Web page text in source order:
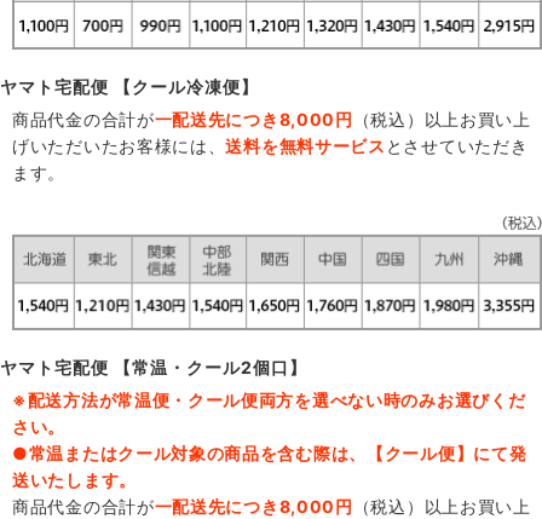
ヤマト宅配便 【クール冷凍便】
商品代金の合計が一配送先につき8,000円
（税込）以上お買い上
げいただいたお客様には、送料を無料サービス とさせていただき
ます。
ヤマト宅配便 【常温・クール2個口】
※配送方法が常温便・クール便両方を選べない時のみお選びくだ
さい。
●常温またはクール対象の商品を含む際は、【クール便】にて発
送いたします。
商品代金の合計が一配送先につき8,000円
（税込）以上お買い上